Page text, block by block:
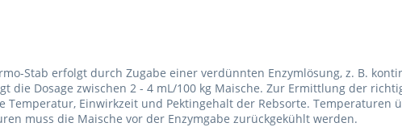
Stab erfolgt durch Zugabe einer verdünnten Enzymlösung, z. B.
die Dosage zwischen 2 - 4 mL/100 kg Maische. Zur Ermittlung der
Temperatur, Einwirkzeit und Pektingehalt der Rebsorte. Temperaturen
muss die Maische vor der Enzymgabe zurückgekühlt werden.